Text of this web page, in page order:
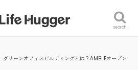
search
グリーンオフィスビルディングとは？AMBLEオープン